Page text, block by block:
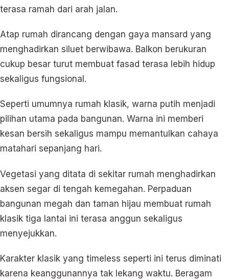
terasa ramah dari arah jalan.
Atap rumah dirancang dengan gaya mansard yang
menghadirkan siluet berwibawa. Balkon berukuran
cukup besar turut membuat fasad terasa lebih hidup
sekaligus fungsional.
Seperti umumnya rumah klasik, warna putih menjadi
pilihan utama pada bangunan. Warna ini memberi
kesan bersih sekaligus mampu memantulkan cahaya
matahari sepanjang hari.
Vegetasi yang ditata di sekitar rumah menghadirkan
aksen segar di tengah kemegahan. Perpaduan
bangunan megah dan taman hijau membuat rumah
klasik tiga lantai ini terasa anggun sekaligus
menyejukkan.
Karakter klasik yang timeless seperti ini terus diminati
karena keanggunannya tak lekang waktu. Beragam